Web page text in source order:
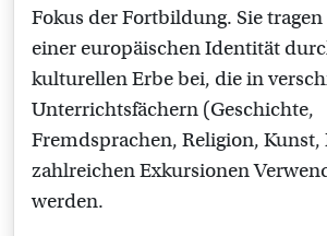
Fokus der Fortbildung. Sie
einer europäischen Identität
kulturellen Erbe bei, die in
Unterrichtsfächern (Geschichte,
Fremdsprachen, Religion,
zahlreichen Exkursionen
werden.